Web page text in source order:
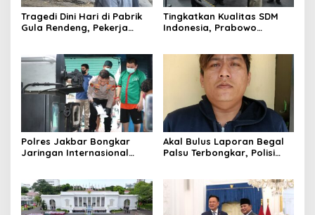
Tragedi Dini Hari di Pabrik
Gula Rendeng, Pekerja
Tingkatkan Kualitas SDM
Indonesia, Prabowo
Terbaik Dunia
Polres Jakbar Bongkar
Jaringan Internasional
Diringkus dan Barang Bukti
1,1 Ton Rp119 Miliar
Dimusnahkan
Akal Bulus Laporan Begal
Palsu Terbongkar, Polisi